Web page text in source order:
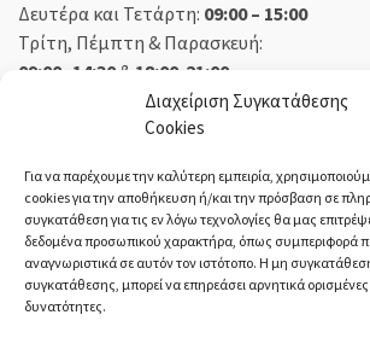
Διαχείριση Συγκατάθεσης
Cookies
Για να παρέχουμε την καλύτερη εμπειρία,
cookies για την αποθήκευση ή/και την πρόσβαση σε
συγκατάθεση για τις εν λόγω τεχνολογίες θα μας
δεδομένα προσωπικού χαρακτήρα, όπως συμπεριφορά
αναγνωριστικά σε αυτόν τον ιστότοπο. Η μη
συγκατάθεσης, μπορεί να επηρεάσει αρνητικά ορισμένες
δυνατότητες.
Δευτέρα και Τετάρτη: 09:00 – 15:00
Τρίτη, Πέμπτη & Παρασκευή:
09:00 -14:30 & 18:00-21:00
09:00 – 14:30
Κλειστά
ΕΚΘΕΣΗ ΟΡΕΣΤΙΑΔΑ: